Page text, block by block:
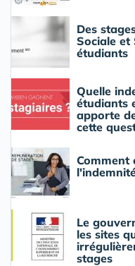
Des
Sociale et
étudiants
Quelle
étudiants
apporte
cette
Comment
Le
les sites
stages